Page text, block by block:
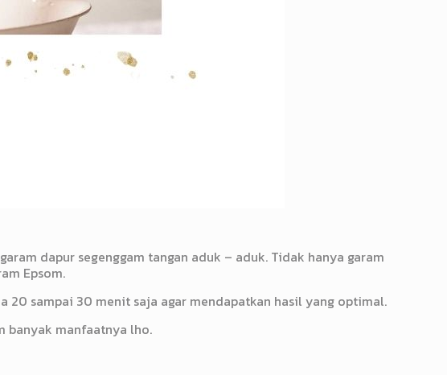
dapur segenggam tangan aduk – aduk. Tidak hanya garam
Epsom.
20 sampai 30 menit saja agar mendapatkan hasil yang optimal.
banyak manfaatnya lho.